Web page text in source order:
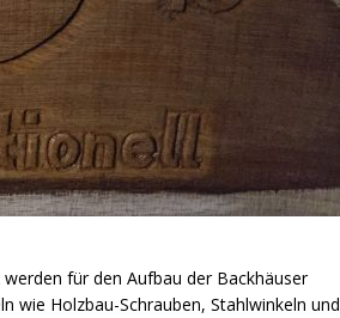
für den Aufbau der Backhäuser
wie Holzbau-Schrauben, Stahlwinkeln und